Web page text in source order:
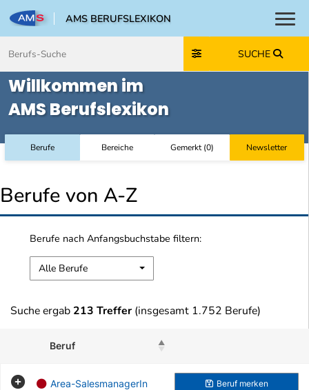
AMS BERUFSLEXIKON
SUCHE
Willkommen im
AMS Berufslexikon
Berufe Bereiche Gemerkt(0) Newsletter
Berufe von A-Z
Berufe nach Anfangsbuchstabe filtern:
Alle Berufe
Suche ergab 213 Treffer (insgesamt 1.752 Berufe)
Beruf
Area-SalesmanagerIn Beruf merken